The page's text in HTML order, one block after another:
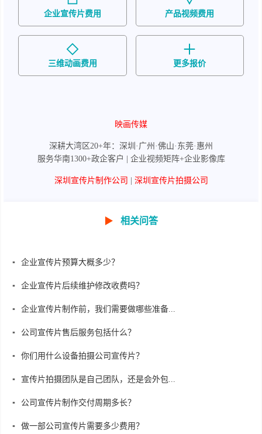
企业宣传片费用 产品视频费用
三维动画费用 更多报价
映画传媒
深耕大湾区20+年：深圳·广州·佛山·东莞·惠州
服务华南1300+政企客户 | 企业视频矩阵+企业影像库
深圳宣传片制作公司 深圳宣传片拍摄公司
▶ 相关问答
企业宣传片预算大概多少？
企业宣传片后续维护修改收费吗？
企业宣传片制作前，我们需要做哪些准备...
公司宣传片售后服务包括什么？
你们用什么设备拍摄公司宣传片？
宣传片拍摄团队是自己团队，还是会外包...
公司宣传片制作交付周期多长？
做一部公司宣传片需要多少费用？